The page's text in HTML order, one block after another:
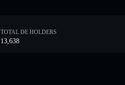
TOTAL DE HOLDERS
13,638